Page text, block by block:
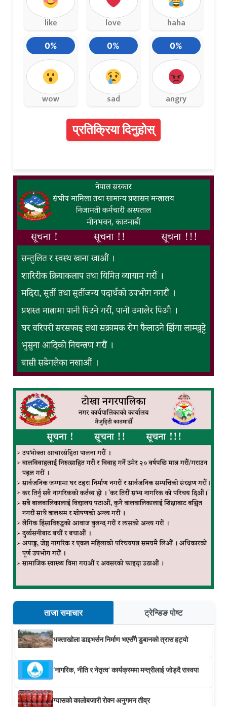
like love haha
0%
wow
0%
sad
0%
angry
प्रतिक्रिया दिनुहोस्
ताजा समाचार ट्रेन्डिङ पोष्ट
भक्ताखोला डाइभर्सन निर्माण भएसँगै डुबानको त्रास हट्यो
‘नागरिक, नीति र नेतृत्व’ कार्यक्रममा मन्त्रीलाई जोड्दै रास्वपा
ग्यासको कालोबजारी रोक्न अनुगमन तीव्र